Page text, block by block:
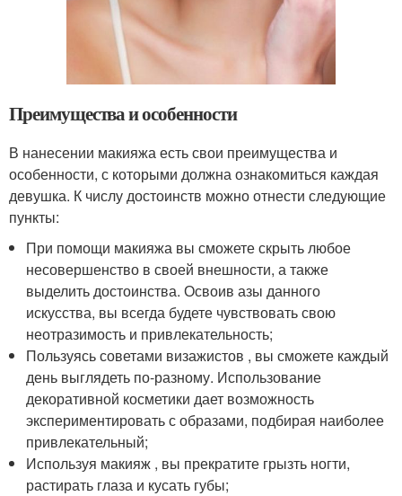
Преимущества и особенности
В нанесении макияжа есть свои преимущества и
особенности, с которыми должна ознакомиться каждая
девушка. К числу достоинств можно отнести следующие
пункты:
При помощи макияжа вы сможете скрыть любое
несовершенство в своей внешности, а также
выделить достоинства. Освоив азы данного
искусства, вы всегда будете чувствовать свою
неотразимость и привлекательность;
Пользуясь советами визажистов , вы сможете каждый
день выглядеть по-разному. Использование
декоративной косметики дает возможность
экспериментировать с образами, подбирая наиболее
привлекательный;
Используя макияж , вы прекратите грызть ногти,
растирать глаза и кусать губы;